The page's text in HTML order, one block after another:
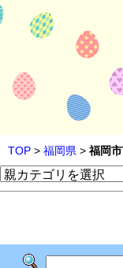
TOP > 福岡県 > 福岡